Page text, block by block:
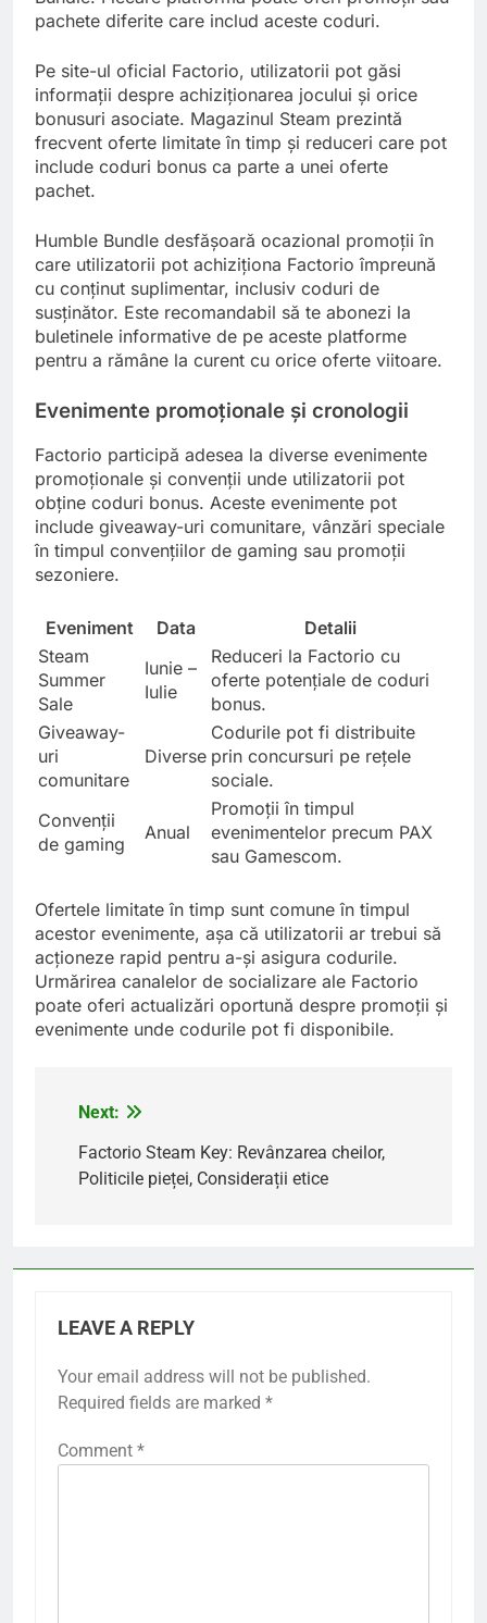
pachete diferite care includ aceste coduri.
Pe site-ul oficial Factorio, utilizatorii pot găsi
informații despre achiziționarea jocului și orice
bonusuri asociate. Magazinul Steam prezintă
frecvent oferte limitate în timp și reduceri care pot
include coduri bonus ca parte a unei oferte
pachet.
Humble Bundle desfășoară ocazional promoții în
care utilizatorii pot achiziționa Factorio împreună
cu conținut suplimentar, inclusiv coduri de
susținător. Este recomandabil să te abonezi la
buletinele informative de pe aceste platforme
pentru a rămâne la curent cu orice oferte viitoare.
Evenimente promoționale și cronologii
Factorio participă adesea la diverse evenimente
promoționale și convenții unde utilizatorii pot
obține coduri bonus. Aceste evenimente pot
include giveaway-uri comunitare, vânzări speciale
în timpul convențiilor de gaming sau promoții
sezoniere.
Eveniment Data
Detalii
Steam
Summer
Sale
Iunie –
Iulie
Reduceri la Factorio cu
oferte potențiale de coduri
bonus.
Giveaway-
uri
comunitare
Diverse
Codurile pot fi distribuite
prin concursuri pe rețele
sociale.
Convenții
de gaming
Anual
Promoții în timpul
evenimentelor precum PAX
sau Gamescom.
Ofertele limitate în timp sunt comune în timpul
acestor evenimente, așa că utilizatorii ar trebui să
acționeze rapid pentru a-și asigura codurile.
Urmărirea canalelor de socializare ale Factorio
poate oferi actualizări oportună despre promoții și
evenimente unde codurile pot fi disponibile.
Post
navigation
Next:
Factorio Steam Key: Revânzarea cheilor,
Politicile pieței, Considerații etice
LEAVE A REPLY
Your email address will not be published.
Required fields are marked *
Comment *